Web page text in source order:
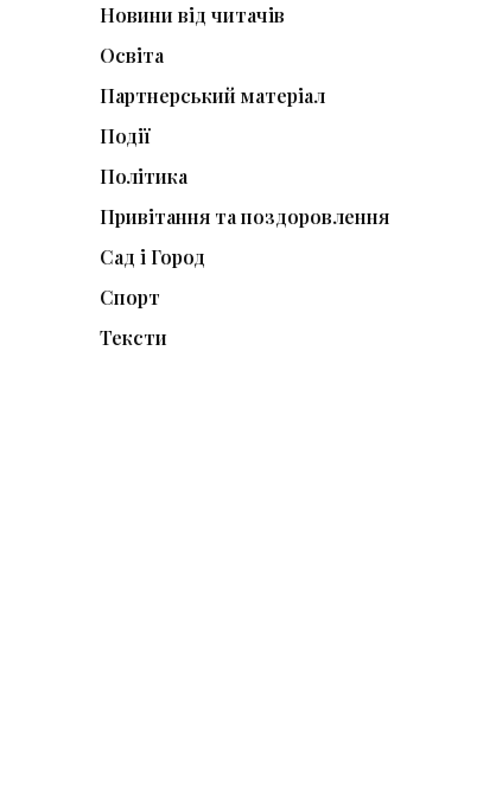
Новини від читачів
Освіта
Партнерський матеріал
Події
Політика
Привітання та поздоровлення
Сад і Город
Спорт
Тексти